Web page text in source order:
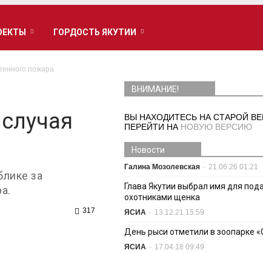
ГОРДОСТЬ ЯКУТИИ
пожара
за
317
ВНИМАНИЕ!
ВЫ НАХОДИТЕСЬ НА СТАРОЙ
ПЕРЕЙТИ НА НОВУЮ ВЕРСИЮ
Новости
Галина Мозолевская - 21.06.26 01:21
Глава Якутии выбрал имя для
охотниками щенка
ЯСИА - 13.12.21 15:59
День рыси отметили в зоопарке
ЯСИА - 17.04.18 09:49